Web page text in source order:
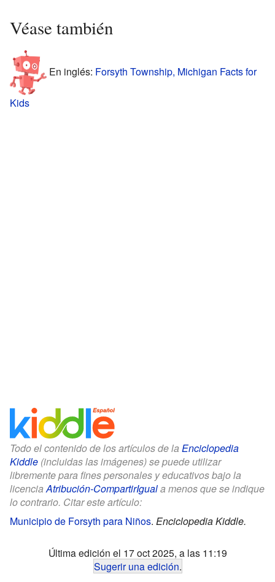
Véase también
En inglés: Forsyth Township, Michigan Facts for
Kids
Todo el contenido de los artículos de la Enciclopedia
Kiddle (incluidas las imágenes) se puede utilizar
libremente para fines personales y educativos bajo la
licenciaAtribución-CompartirIguala menos que se indique
lo contrario. Citar este artículo:
Municipio de Forsyth para Niños. Enciclopedia Kiddle.
Última edición el 17 oct 2025, a las 11:19
Sugerir una edición.